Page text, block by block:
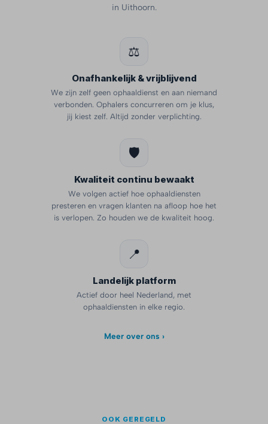
in Uithoorn.
⚖️
Onafhankelijk & vrijblijvend
We zijn zelf geen ophaaldienst en aan niemand
verbonden. Ophalers concurreren om je klus,
jij kiest zelf. Altijd zonder verplichting.
🛡️
Kwaliteit continu bewaakt
We volgen actief hoe ophaaldiensten
presteren en vragen klanten na afloop hoe het
is verlopen. Zo houden we de kwaliteit hoog.
📍
Landelijk platform
Actief door heel Nederland, met
ophaaldiensten in elke regio.
Meer over ons ›
OOK GEREGELD